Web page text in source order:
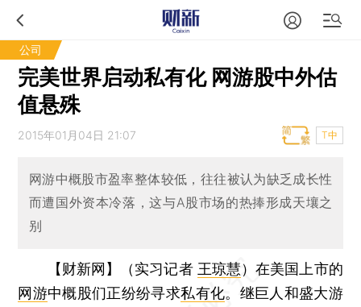
公司
完美世界启动私有化 网游股中外估
值悬殊
2015年01月04日 21:07 T中
网游中概股市盈率整体较低，往往被认为缺乏成长性
而遭国外资本冷落，这与A股市场的热捧形成天壤之
别
【财新网】（实习记者 王琼慧）在美国上市的
网游中概股们正纷纷寻求私有化。继巨人和盛大游